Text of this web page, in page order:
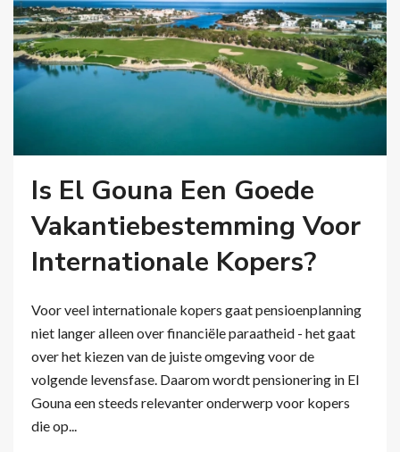
Is El Gouna Een Goede
Vakantiebestemming Voor
Internationale Kopers?
Voor veel internationale kopers gaat pensioenplanning
niet langer alleen over financiële paraatheid - het gaat
over het kiezen van de juiste omgeving voor de
volgende levensfase. Daarom wordt pensionering in El
Gouna een steeds relevanter onderwerp voor kopers
die op...